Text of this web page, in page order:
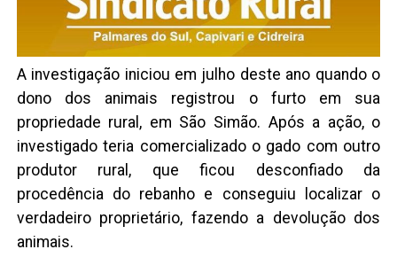
A investigação iniciou em julho deste ano quando o
dono dos animais registrou o furto em sua
propriedade rural, em São Simão. Após a ação, o
investigado teria comercializado o gado com outro
produtor rural, que ficou desconfiado da
procedência do rebanho e conseguiu localizar o
verdadeiro proprietário, fazendo a devolução dos
animais.